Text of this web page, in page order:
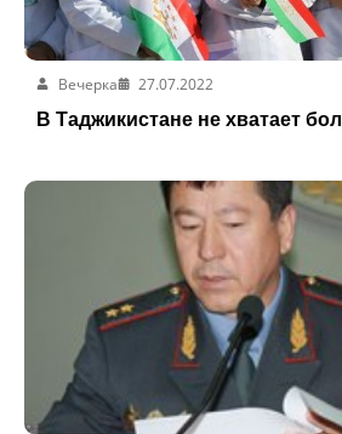
Вечерка
27.07.2022
В Таджикистане не хватает